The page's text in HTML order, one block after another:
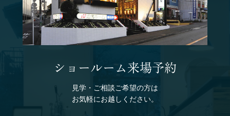
ショールーム来場予約
見学・ご相談ご希望の方は
お気軽にお越しください。